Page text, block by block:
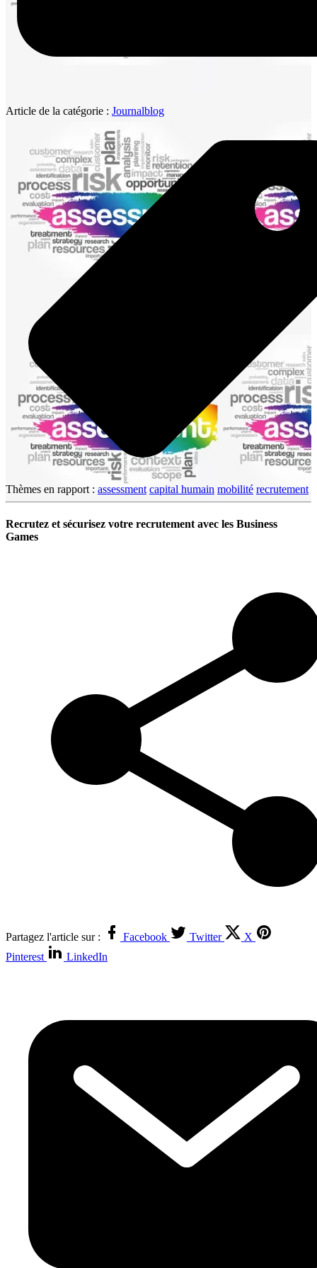
Article de la catégorie : Journalblog
Thèmes en rapport : assessment capital humain mobilité recrutement
Recrutez et sécurisez votre recrutement avec les Business
Games
Partagez l'article sur : Facebook Twitter
X
Pinterest
LinkedIn